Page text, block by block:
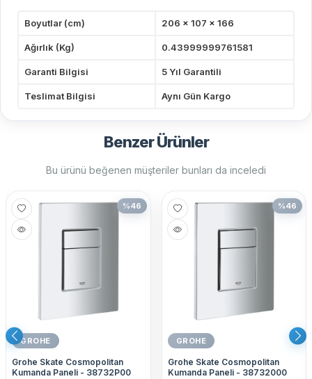
Boyutlar (cm) 206 x 107 x 166
Ağırlık (Kg) 0.43999999761581
Garanti Bilgisi 5 Yıl Garantili
Teslimat Bilgisi Aynı Gün Kargo
Benzer Ürünler
Bu ürünü beğenen müşteriler bunları da inceledi
%46
GROHE
Grohe Skate Cosmopolitan
Kumanda Paneli - 38732P00
%46
GROHE
Grohe Skate Cosmopolitan
Kumanda Paneli - 38732000